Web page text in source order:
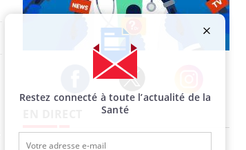
Facebook Twitter Instagram
Restez connecté à toute l’actualité de la
Santé